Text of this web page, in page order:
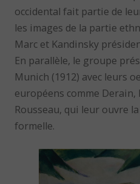
occidental fait partie de
les images de la partie
Marc et Kandinsky
En parallèle, le groupe
Munich (1912) avec leurs
européens comme Derain,
Rousseau, qui leur ouvre
formelle.